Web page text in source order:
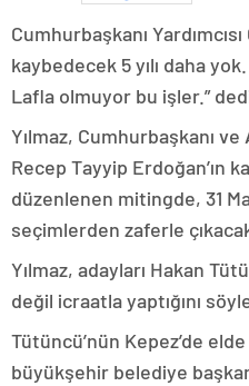
Cumhurbaşkanı
kaybedecek 5 yılı daha
Lafla olmuyor bu işler.”
Yılmaz, Cumhurbaşkanı ve
Recep Tayyip Erdoğan’ın
düzenlenen mitingde, 31
seçimlerden zaferle
Yılmaz, adayları Hakan
değil icraatla yaptığını
Tütüncü’nün Kepez’de
büyükşehir belediye